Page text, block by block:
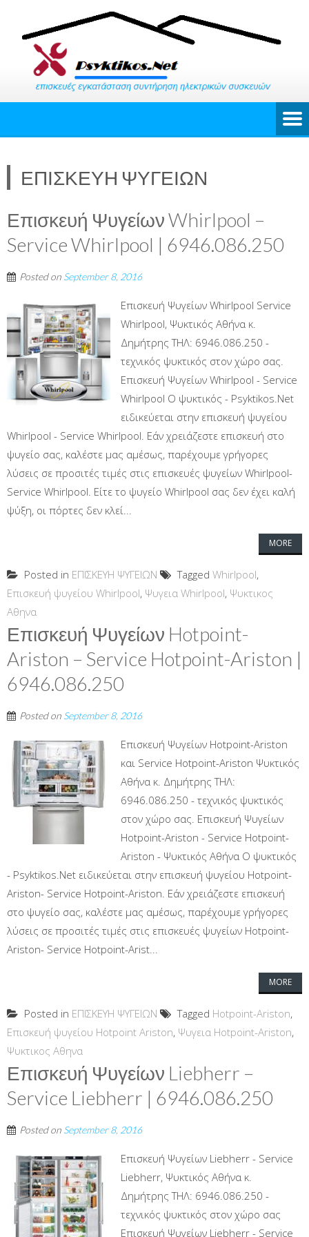
ΕΠΙΣΚΕΥΗ ΨΥΓΕΙΩΝ
Επισκευή Ψυγείων Whirlpool –
Service Whirlpool | 6946.086.250
Posted on September 8, 2016
Επισκευή Ψυγείων Whirlpool Service
Whirlpool, Ψυκτικός Αθήνα κ.
Δημήτρης ΤΗΛ: 6946.086.250 -
τεχνικός ψυκτικός στον χώρο σας.
Επισκευή Ψυγείων Whirlpool - Service
Whirlpool Ο ψυκτικός - Psyktikos.Net
ειδικεύεται στην επισκευή ψυγείου
Whirlpool - Service Whirlpool. Εάν χρειάζεστε επισκευή στο
ψυγείο σας, καλέστε μας αμέσως, παρέχουμε γρήγορες
λύσεις σε προσιτές τιμές στις επισκευές ψυγείων Whirlpool-
Service Whirlpool. Είτε το ψυγείο Whirlpool σας δεν έχει καλή
ψύξη, οι πόρτες δεν κλεί...
MORE
Posted in ΕΠΙΣΚΕΥΗ ΨΥΓΕΙΩΝ Tagged Whirlpool,
Επισκευή ψυγείου Whirlpool, Ψυγεια Whirlpool, Ψυκτικος
Αθηνα
Επισκευή Ψυγείων Hotpoint-
Ariston – Service Hotpoint-Ariston |
6946.086.250
Posted on September 8, 2016
Επισκευή Ψυγείων Hotpoint-Ariston
και Service Hotpoint-Ariston Ψυκτικός
Αθήνα κ. Δημήτρης ΤΗΛ:
6946.086.250 - τεχνικός ψυκτικός
στον χώρο σας. Επισκευή Ψυγείων
Hotpoint-Ariston - Service Hotpoint-
Ariston - Ψυκτικός Αθήνα Ο ψυκτικός
- Psyktikos.Net ειδικεύεται στην επισκευή ψυγείου Hotpoint-
Ariston- Service Hotpoint-Ariston. Εάν χρειάζεστε επισκευή
στο ψυγείο σας, καλέστε μας αμέσως, παρέχουμε γρήγορες
λύσεις σε προσιτές τιμές στις επισκευές ψυγείων Hotpoint-
Ariston- Service Hotpoint-Arist...
MORE
Posted in ΕΠΙΣΚΕΥΗ ΨΥΓΕΙΩΝ Tagged Hotpoint-Ariston,
Επισκευή ψυγείου Hotpoint Ariston, Ψυγεια Hotpoint-Ariston,
Ψυκτικος Αθηνα
Επισκευή Ψυγείων Liebherr –
Service Liebherr | 6946.086.250
Posted on September 8, 2016
Επισκευή Ψυγείων Liebherr - Service
Liebherr, Ψυκτικός Αθήνα κ.
Δημήτρης ΤΗΛ: 6946.086.250 -
τεχνικός ψυκτικός στον χώρο σας
Επισκευή Ψυγείων Liebherr - Service